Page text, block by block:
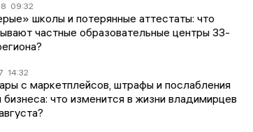
09:32
школы и потерянные аттестаты: что
частные образовательные центры 33-
14:32
с маркетплейсов, штрафы и послабления
бизнеса: что изменится в жизни владимирцев